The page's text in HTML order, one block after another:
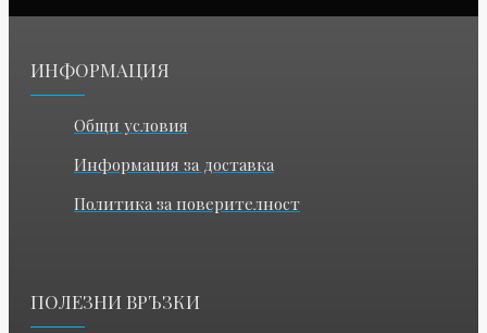
ИНФОРМАЦИЯ
Общи условия
Информация за доставка
Политика за поверителност
ПОЛЕЗНИ ВРЪЗКИ